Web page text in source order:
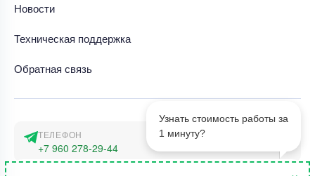
Узнать стоимость работы за
1 минуту?
Новости
Техническая поддержка
Обратная связь
ТЕЛЕФОН
+7 960 278-29-44